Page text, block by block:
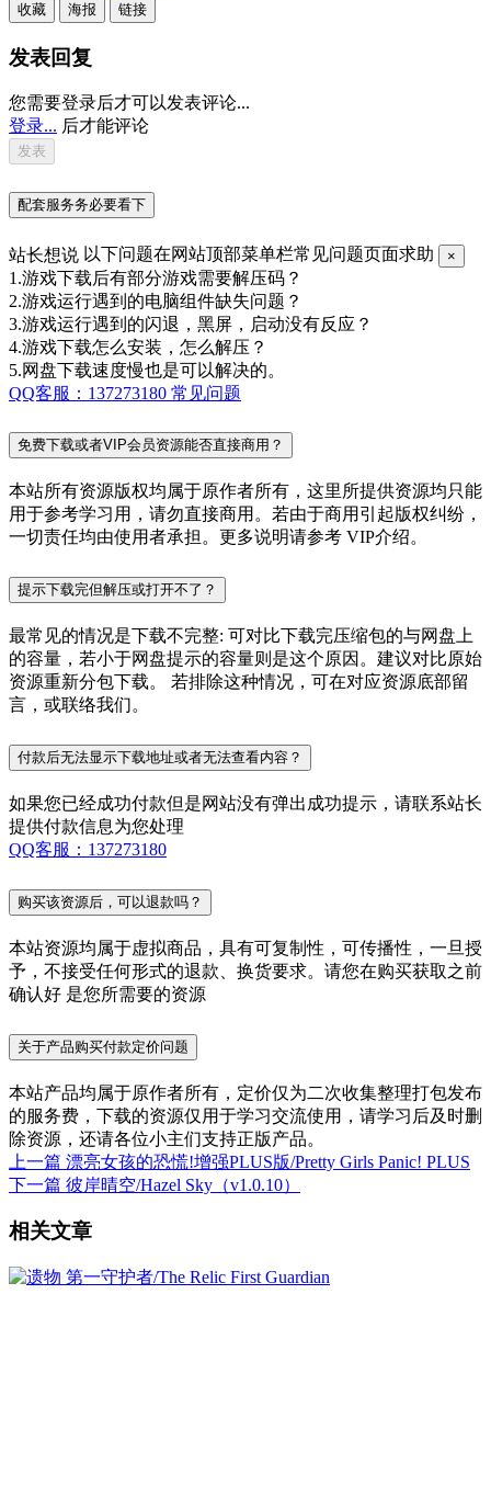
收藏 海报 链接
发表回复
您需要登录后才可以发表评论...
登录... 后才能评论
配套服务务必要看下
站长想说 以下问题在网站顶部菜单栏常见问题页面求助 ×
1.游戏下载后有部分游戏需要解压码？
2.游戏运行遇到的电脑组件缺失问题？
3.游戏运行遇到的闪退，黑屏，启动没有反应？
4.游戏下载怎么安装，怎么解压？
5.网盘下载速度慢也是可以解决的。
QQ客服：137273180 常见问题
免费下载或者VIP会员资源能否直接商用？
本站所有资源版权均属于原作者所有，这里所提供资源均只能
用于参考学习用，请勿直接商用。若由于商用引起版权纠纷，
一切责任均由使用者承担。更多说明请参考 VIP介绍。
提示下载完但解压或打开不了？
最常见的情况是下载不完整: 可对比下载完压缩包的与网盘上
的容量，若小于网盘提示的容量则是这个原因。建议对比原始
资源重新分包下载。 若排除这种情况，可在对应资源底部留
言，或联络我们。
付款后无法显示下载地址或者无法查看内容？
如果您已经成功付款但是网站没有弹出成功提示，请联系站长
提供付款信息为您处理
QQ客服：137273180
购买该资源后，可以退款吗？
本站资源均属于虚拟商品，具有可复制性，可传播性，一旦授
予，不接受任何形式的退款、换货要求。请您在购买获取之前
确认好 是您所需要的资源
关于产品购买付款定价问题
本站产品均属于原作者所有，定价仅为二次收集整理打包发布
的服务费，下载的资源仅用于学习交流使用，请学习后及时删
除资源，还请各位小主们支持正版产品。
上一篇 漂亮女孩的恐慌!增强PLUS版/Pretty Girls Panic! PLUS
下一篇 彼岸晴空/Hazel Sky（v1.0.10）
相关文章